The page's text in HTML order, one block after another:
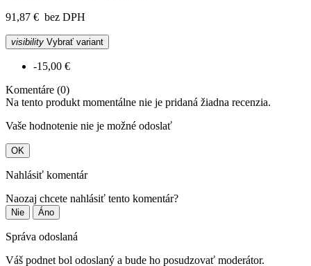
91,87 € bez DPH
visibility Vybrať variant
-15,00 €
Komentáre (0)
Na tento produkt momentálne nie je pridaná žiadna recenzia.
Vaše hodnotenie nie je možné odoslať
OK
Nahlásiť komentár
Naozaj chcete nahlásiť tento komentár?
Nie Áno
Správa odoslaná
Váš podnet bol odoslaný a bude ho posudzovať moderátor.